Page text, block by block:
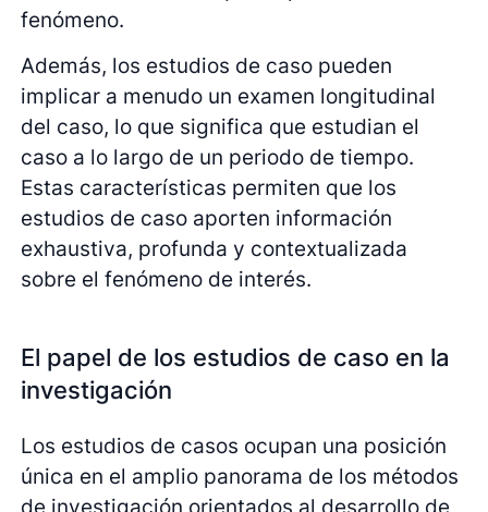
fenómeno.
Además, los estudios de caso pueden
implicar a menudo un examen longitudinal
del caso, lo que significa que estudian el
caso a lo largo de un periodo de tiempo.
Estas características permiten que los
estudios de caso aporten información
exhaustiva, profunda y contextualizada
sobre el fenómeno de interés.
El papel de los estudios de caso en la
investigación
Los estudios de casos ocupan una posición
única en el amplio panorama de los métodos
de investigación orientados al desarrollo de